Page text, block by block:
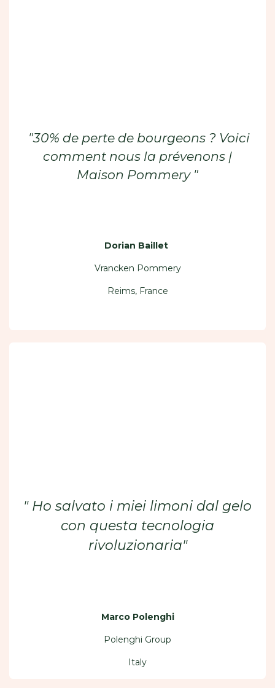
​ "30% de perte de bourgeons ? Voici
comment nous la prévenons |
Maison Pommery "
Dorian Baillet
Vrancken Pommery
Reims, France
" Ho salvato i miei limoni dal gelo
con questa tecnologia
rivoluzionaria"
Marco Polenghi
Polenghi Group
Italy